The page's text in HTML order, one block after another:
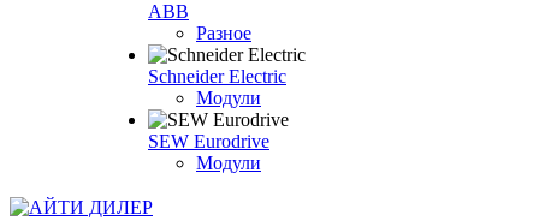
ABB
Разное
Schneider Electric
Модули
SEW Eurodrive
Модули